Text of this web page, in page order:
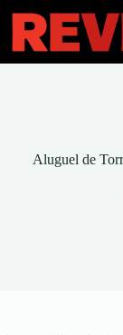
para
conteúdo
Aluguel de